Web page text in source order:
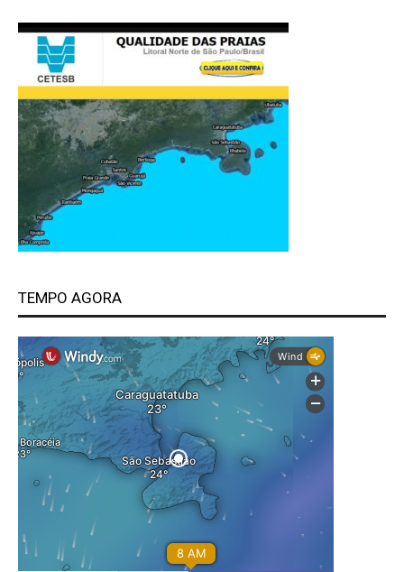
TEMPO AGORA